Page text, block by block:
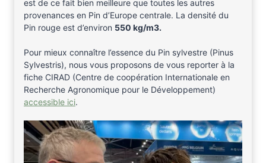
est de ce fait bien meilleure que toutes les autres
provenances en Pin d’Europe centrale. La densité du
Pin rouge est d’environ 550 kg/m3.
Pour mieux connaître l’essence du Pin sylvestre (Pinus
Sylvestris), nous vous proposons de vous reporter à la
fiche CIRAD (Centre de coopération Internationale en
Recherche Agronomique pour le Développement)
accessible ici.